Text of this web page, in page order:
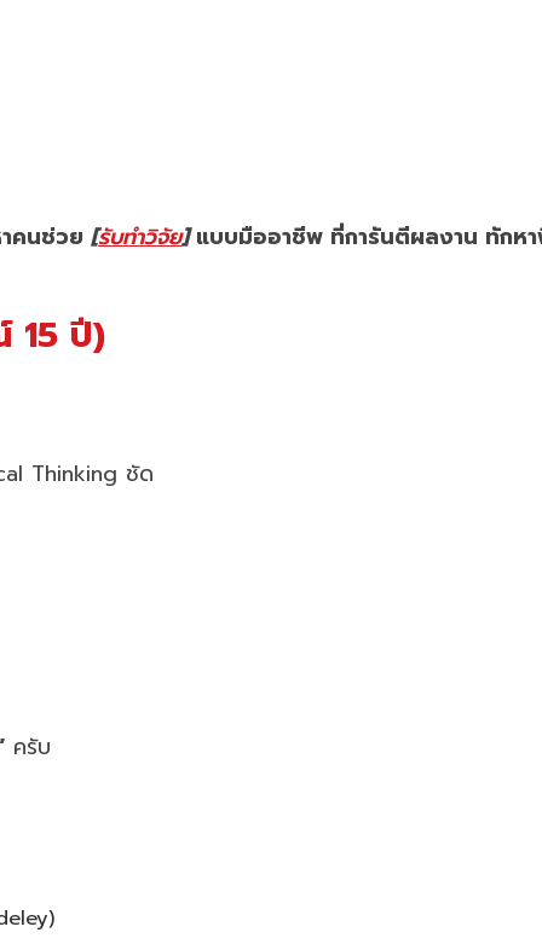
าคนช่วย[รับทำวิจัย]แบบมืออาชีพ ที่การันตีผลงาน ทักหา
15 ปี)
Thinking ชัด
ครับ